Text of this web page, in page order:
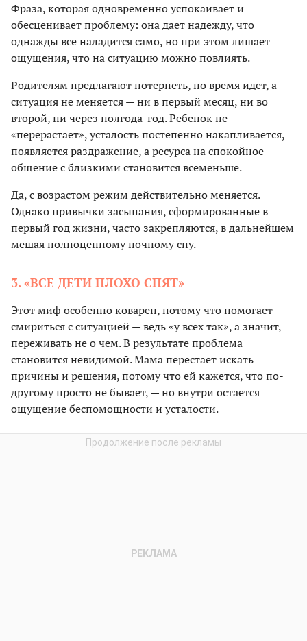
Фраза, которая одновременно успокаивает и
обесценивает проблему: она дает надежду, что
однажды все наладится само, но при этом лишает
ощущения, что на ситуацию можно повлиять.
Родителям предлагают потерпеть, но время идет, а
ситуация не меняется — ни в первый месяц, ни во
второй, ни через полгода-год. Ребенок не
«перерастает», усталость постепенно накапливается,
появляется раздражение, а ресурса на спокойное
общение с близкими становится всеменьше.
Да, с возрастом режим действительно меняется.
Однако привычки засыпания, сформированные в
первый год жизни, часто закрепляются, в дальнейшем
мешая полноценному ночному сну.
3. «ВСЕ ДЕТИ ПЛОХО СПЯТ»
Этот миф особенно коварен, потому что помогает
смириться с ситуацией — ведь «у всех так», а значит,
переживать не о чем. В результате проблема
становится невидимой. Мама перестает искать
причины и решения, потому что ей кажется, что по-
другому просто не бывает, — но внутри остается
ощущение беспомощности и усталости.